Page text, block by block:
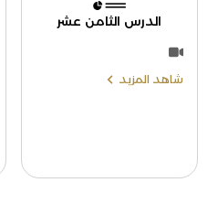
الدرس الثامن عشر
شاهد المزيد